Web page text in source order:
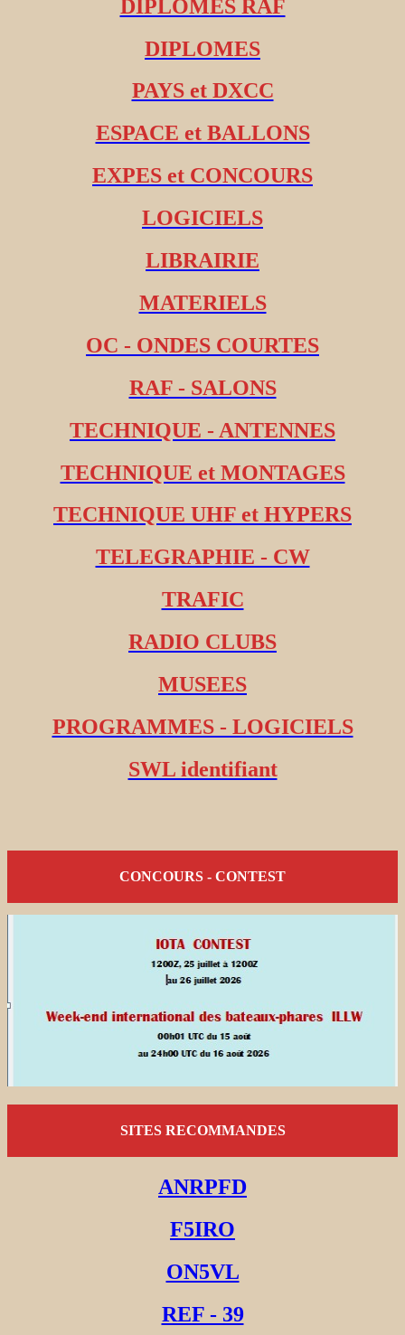
DIPLOMES RAF
DIPLOMES
PAYS et DXCC
ESPACE et BALLONS
EXPES et CONCOURS
LOGICIELS
LIBRAIRIE
MATERIELS
OC - ONDES COURTES
RAF - SALONS
TECHNIQUE - ANTENNES
TECHNIQUE et MONTAGES
TECHNIQUE UHF et HYPERS
TELEGRAPHIE - CW
TRAFIC
RADIO CLUBS
MUSEES
PROGRAMMES - LOGICIELS
SWL identifiant
CONCOURS - CONTEST
SITES RECOMMANDES
ANRPFD
F5IRO
ON5VL
REF - 39